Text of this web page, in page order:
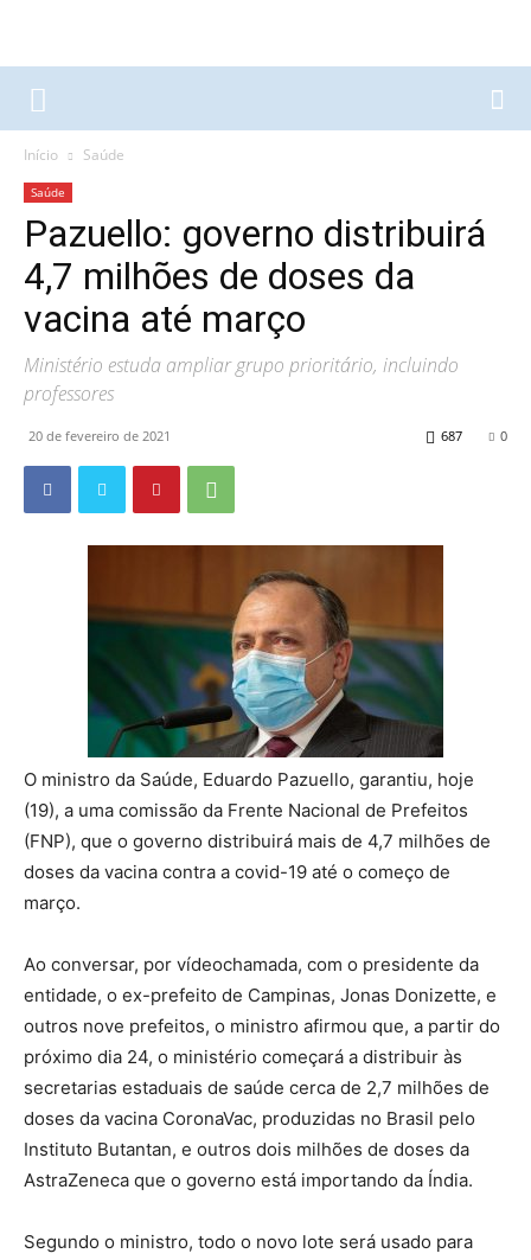
Início Saúde
Saúde
Pazuello: governo distribuirá
4,7 milhões de doses da
vacina até março
Ministério estuda ampliar grupo prioritário, incluindo
professores
20 de fevereiro de 2021 0
687
O ministro da Saúde, Eduardo Pazuello, garantiu, hoje
(19), a uma comissão da Frente Nacional de Prefeitos
(FNP), que o governo distribuirá mais de 4,7 milhões de
doses da vacina contra a covid-19 até o começo de
março.
Ao conversar, por vídeochamada, com o presidente da
entidade, o ex-prefeito de Campinas, Jonas Donizette, e
outros nove prefeitos, o ministro afirmou que, a partir do
próximo dia 24, o ministério começará a distribuir às
secretarias estaduais de saúde cerca de 2,7 milhões de
doses da vacina CoronaVac, produzidas no Brasil pelo
Instituto Butantan, e outros dois milhões de doses da
AstraZeneca que o governo está importando da Índia.
Segundo o ministro, todo o novo lote será usado para